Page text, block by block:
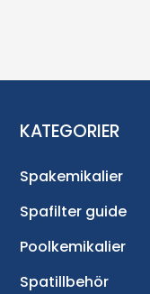
KATEGORIER
Spakemikalier
Spafilter guide
Poolkemikalier
Spatillbehör